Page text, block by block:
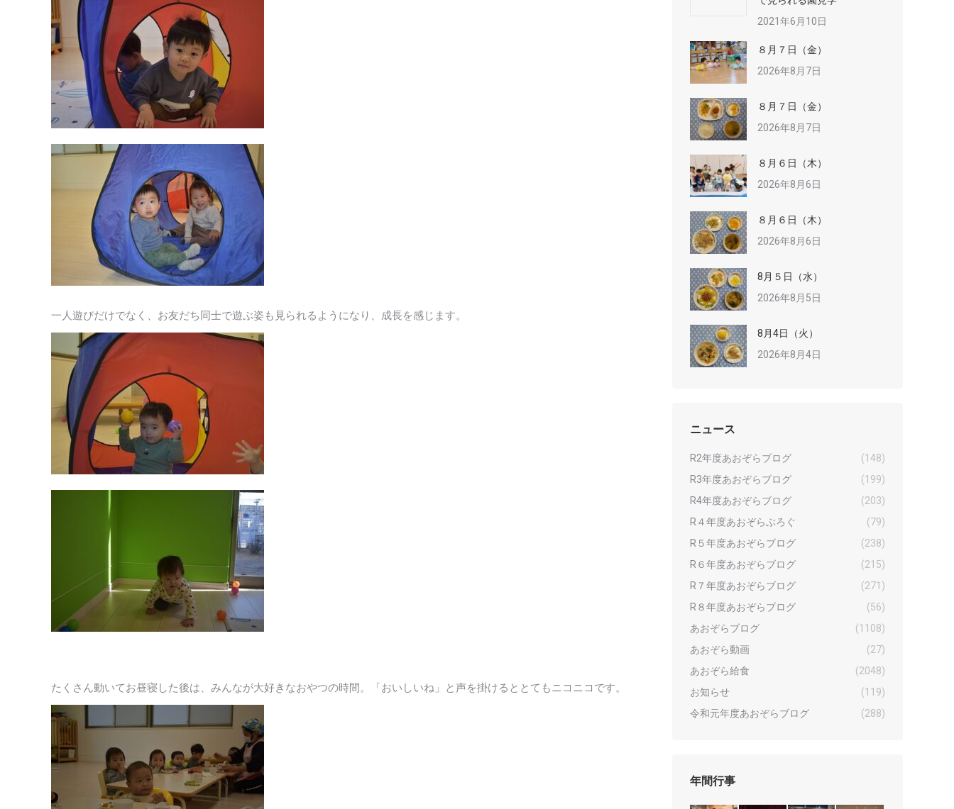
一人遊びだけでなく、お友だち同士で遊ぶ姿も見られるようになり、成長を感じます。
たくさん動いてお昼寝した後は、みんなが大好きなおやつの時間。「おいしいね」と声を掛けるととてもニコニコです。
2021年6月10日
８月７日（金）
2026年8月7日
８月７日（金）
2026年8月7日
８月６日（木）
2026年8月6日
８月６日（木）
2026年8月6日
8月５日（水）
2026年8月5日
8月4日（火）
2026年8月4日
ニュース
R2年度あおぞらブログ
(148)
R3年度あおぞらブログ
(199)
R4年度あおぞらブログ
(203)
R４年度あおぞらぶろぐ
(79)
R５年度あおぞらブログ
(238)
R６年度あおぞらブログ
(215)
R７年度あおぞらブログ
(271)
R８年度あおぞらブログ
(56)
あおぞらブログ
(1108)
あおぞら動画
(27)
あおぞら給食
(2048)
お知らせ
(119)
令和元年度あおぞらブログ
(288)
年間行事